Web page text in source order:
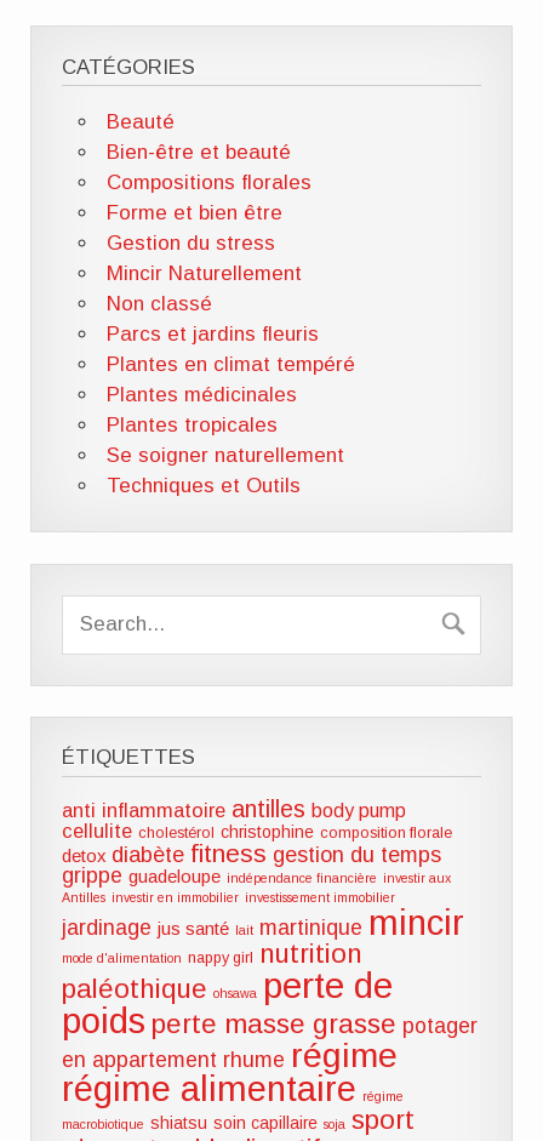
CATÉGORIES
Beauté
Bien-être et beauté
Compositions florales
Forme et bien être
Gestion du stress
Mincir Naturellement
Non classé
Parcs et jardins fleuris
Plantes en climat tempéré
Plantes médicinales
Plantes tropicales
Se soigner naturellement
Techniques et Outils
ÉTIQUETTES
anti inflammatoire antilles body pump
cellulite cholestérol christophine composition florale
detox diabète fitness gestion du temps
grippe guadeloupe indépendance financière investir aux
Antilles investir en immobilier investissement immobilier
jardinage jus santé lait martinique mincir
mode d'alimentation nappy girl nutrition
paléothique ohsawa
perte de
poids perte masse grasse potager
en appartement rhume régime
régime alimentaire régime
macrobiotique shiatsu soin capillaire soja sport